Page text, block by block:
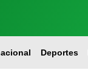
Deportes